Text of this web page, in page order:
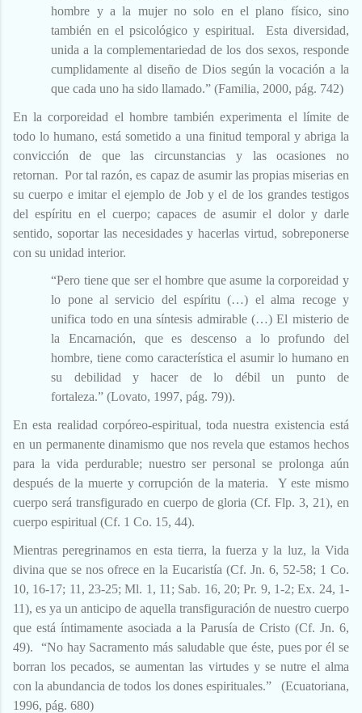
hombre y a la mujer no solo en el plano físico, sino
también en el psicológico y espiritual. Esta diversidad,
unida a la complementariedad de los dos sexos, responde
cumplidamente al diseño de Dios según la vocación a la
que cada uno ha sido llamado.” (Familia, 2000, pág. 742)
En la corporeidad el hombre también experimenta el límite de
todo lo humano, está sometido a una finitud temporal y abriga la
convicción de que las circunstancias y las ocasiones no
retornan. Por tal razón, es capaz de asumir las propias miserias en
su cuerpo e imitar el ejemplo de Job y el de los grandes testigos
del espíritu en el cuerpo; capaces de asumir el dolor y darle
sentido, soportar las necesidades y hacerlas virtud, sobreponerse
con su unidad interior.
“Pero tiene que ser el hombre que asume la corporeidad y
lo pone al servicio del espíritu (…) el alma recoge y
unifica todo en una síntesis admirable (…) El misterio de
la Encarnación, que es descenso a lo profundo del
hombre, tiene como característica el asumir lo humano en
su debilidad y hacer de lo débil un punto de
fortaleza.” (Lovato, 1997, pág. 79)).
En esta realidad corpóreo-espiritual, toda nuestra existencia está
en un permanente dinamismo que nos revela que estamos hechos
para la vida perdurable; nuestro ser personal se prolonga aún
después de la muerte y corrupción de la materia. Y este mismo
cuerpo será transfigurado en cuerpo de gloria (Cf. Flp. 3, 21), en
cuerpo espiritual (Cf. 1 Co. 15, 44).
Mientras peregrinamos en esta tierra, la fuerza y la luz, la Vida
divina que se nos ofrece en la Eucaristía (Cf. Jn. 6, 52-58; 1 Co.
10, 16-17; 11, 23-25; Ml. 1, 11; Sab. 16, 20; Pr. 9, 1-2; Ex. 24, 1-
11), es ya un anticipo de aquella transfiguración de nuestro cuerpo
que está íntimamente asociada a la Parusía de Cristo (Cf. Jn. 6,
49). “No hay Sacramento más saludable que éste, pues por él se
borran los pecados, se aumentan las virtudes y se nutre el alma
con la abundancia de todos los dones espirituales.”
(Ecuatoriana,
1996, pág. 680)